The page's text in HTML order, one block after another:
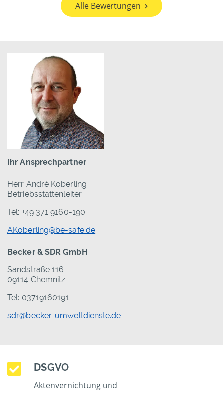
Alle Bewertungen
Ihr Ansprechpartner
Herr Andrè Koberling
Betriebsstättenleiter
Tel: +49 371 9160-190
AKoberling@be-safe.de
Becker & SDR GmbH
Sandstraße 116
09114 Chemnitz
Tel: 03719160191
sdr@becker-umweltdienste.de
DSGVO
Aktenvernichtung und